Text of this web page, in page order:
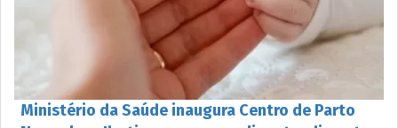
Ministério da Saúde inaugura Centro de Parto